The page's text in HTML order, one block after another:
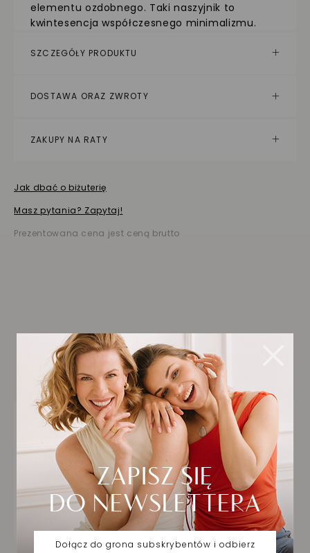
elementu ozdobnego. Taki naszyjnik to
kwintesencja współczesnego minimalizmu.
SZCZEGÓŁY PRODUKTU
DOSTAWA ORAZ ZWROTY
ZAKUPY NA RATY
Jak dbać o biżuterię
Masz pytania? Zapytaj!
Prezentowana cena jest ceną brutto
Biżuteria wybrana dla
Ciebie